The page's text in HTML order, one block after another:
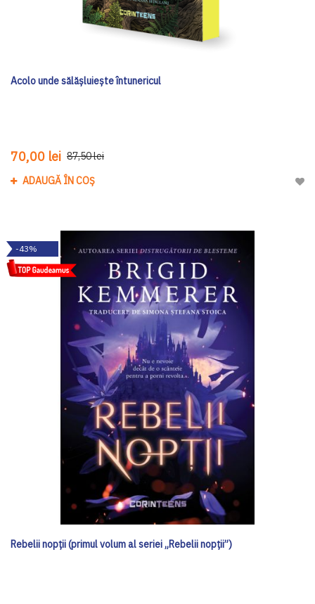
Acolo unde sălășluiește întunericul
70,00 lei 87,50 lei
ADAUGĂ ÎN COȘ
-43%
Rebelii nopții (primul volum al seriei „Rebelii nopții”)